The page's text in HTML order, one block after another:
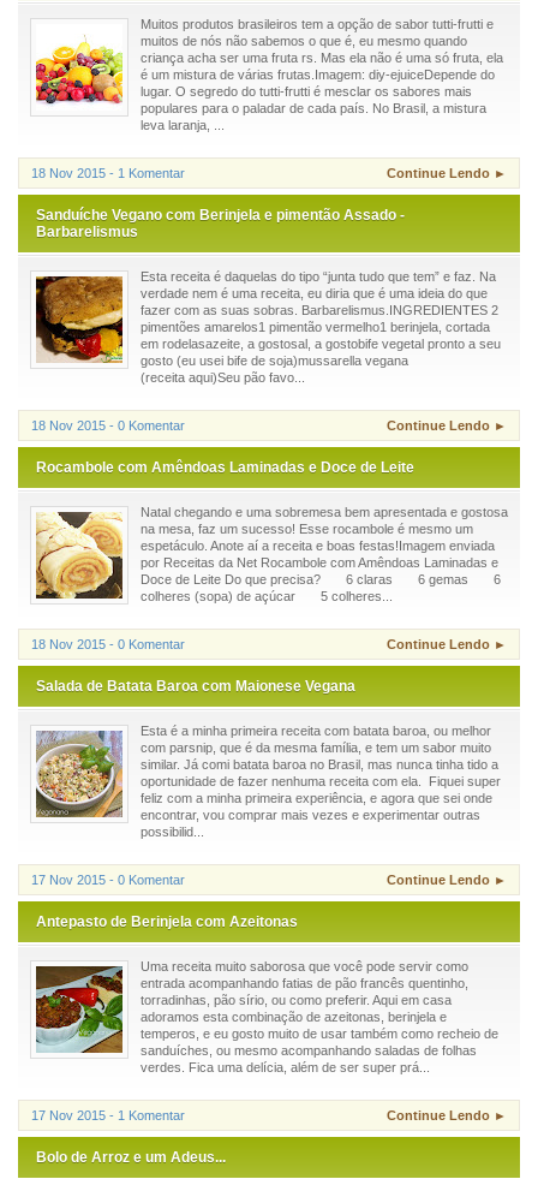
Muitos produtos brasileiros tem a opção de sabor tutti-frutti e
muitos de nós não sabemos o que é, eu mesmo quando
criança acha ser uma fruta rs. Mas ela não é uma só fruta, ela
é um mistura de várias frutas.Imagem: diy-ejuiceDepende do
lugar. O segredo do tutti-frutti é mesclar os sabores mais
populares para o paladar de cada país. No Brasil, a mistura
leva laranja, ...
18 Nov 2015 - 1 Komentar Continue Lendo ►
Sanduíche Vegano com Berinjela e pimentão Assado -
Barbarelismus
Esta receita é daquelas do tipo “junta tudo que tem” e faz. Na
verdade nem é uma receita, eu diria que é uma ideia do que
fazer com as suas sobras. Barbarelismus.INGREDIENTES 2
pimentões amarelos1 pimentão vermelho1 berinjela, cortada
em rodelasazeite, a gostosal, a gostobife vegetal pronto a seu
gosto (eu usei bife de soja)mussarella vegana
(receita aqui)Seu pão favo...
18 Nov 2015 - 0 Komentar Continue Lendo ►
Rocambole com Amêndoas Laminadas e Doce de Leite
Natal chegando e uma sobremesa bem apresentada e gostosa
na mesa, faz um sucesso! Esse rocambole é mesmo um
espetáculo. Anote aí a receita e boas festas!Imagem enviada
por Receitas da Net Rocambole com Amêndoas Laminadas e
Doce de Leite Do que precisa? 6 claras 6 gemas 6
colheres (sopa) de açúcar 5 colheres...
18 Nov 2015 - 0 Komentar Continue Lendo ►
Salada de Batata Baroa com Maionese Vegana
Esta é a minha primeira receita com batata baroa, ou melhor
com parsnip, que é da mesma família, e tem um sabor muito
similar. Já comi batata baroa no Brasil, mas nunca tinha tido a
oportunidade de fazer nenhuma receita com ela. Fiquei super
feliz com a minha primeira experiência, e agora que sei onde
encontrar, vou comprar mais vezes e experimentar outras
possibilid...
17 Nov 2015 - 0 Komentar Continue Lendo ►
Antepasto de Berinjela com Azeitonas
Uma receita muito saborosa que você pode servir como
entrada acompanhando fatias de pão francês quentinho,
torradinhas, pão sírio, ou como preferir. Aqui em casa
adoramos esta combinação de azeitonas, berinjela e
temperos, e eu gosto muito de usar também como recheio de
sanduíches, ou mesmo acompanhando saladas de folhas
verdes. Fica uma delícia, além de ser super prá...
17 Nov 2015 - 1 Komentar Continue Lendo ►
Bolo de Arroz e um Adeus...